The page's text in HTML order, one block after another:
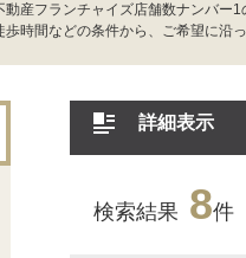
産フランチャイズ店舗数ナンバ
時間などの条件から、ご希望に沿
詳細表示
検索結果 8件